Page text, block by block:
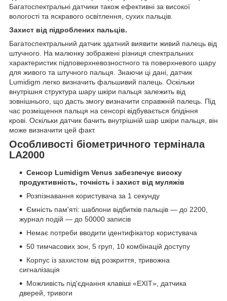
Багатоспектральні датчики також ефективні за високої
вологості та яскравого освітлення, сухих пальців.
Захист від підроблених пальців.
Багатоспектральний датчик здатний виявити живий палець від
штучного. На малюнку зображені різниця спектральних
характеристик підповерхневозностного та поверхневого шару
для живого та штучного пальця. Знаючи ці дані, датчик
Lumidigm легко визначить фальшивий палець. Оскільки
внутрішня структура шару шкіри пальця залежить від
зовнішнього, що дасть змогу визначити справжній палець. Під
час розміщення пальця на сенсорі відбувається блідіння
крові. Оскільки датчик бачить внутрішній шар шкіри пальця, він
може визначити цей факт.
Особливості біометричного термінала
LA2000
Сенсор Lumidigm Venus забезпечує високу
продуктивність, точність і захист від муляжів
Розпізнавання користувача за 1 секунду
Ємність пам'яті: шаблони відбитків пальців — до 2200,
журнал подій — до 50000 записів
Немає потреби вводити ідентифікатор користувача
50 тимчасових зон, 5 груп, 10 комбінацій доступу
Корпус із захистом від розкриття, тривожна
сигналізація
Можливість під'єднання клавіші «EXIT», датчика
дверей, тривоги